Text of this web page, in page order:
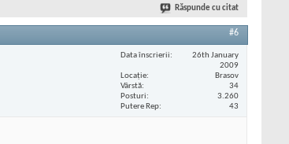
Răspunde cu citat
#6
Data înscrierii
26th January
2009
Locaţie
Brasov
Vârstă
34
Posturi
3.260
Putere Rep
43